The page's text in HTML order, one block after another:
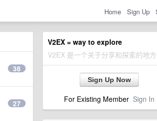
Home Sign Up
V2EX = way to explore
V2EX 是一个关于分享和探索的地方
Sign Up Now
For Existing Member Sign In
38
27